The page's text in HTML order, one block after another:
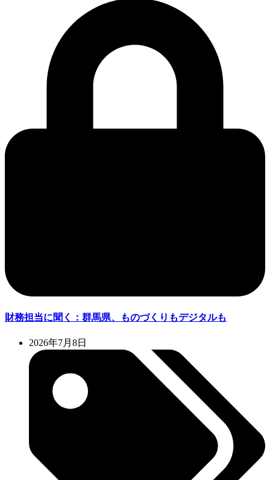
財務担当に聞く：群馬県、ものづくりもデジタルも
2026年7月8日